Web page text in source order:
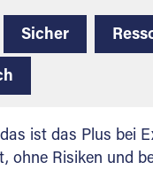
Sicher
ist das Plus bei
ohne Risiken und